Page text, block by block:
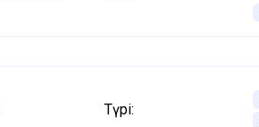
Түрі: